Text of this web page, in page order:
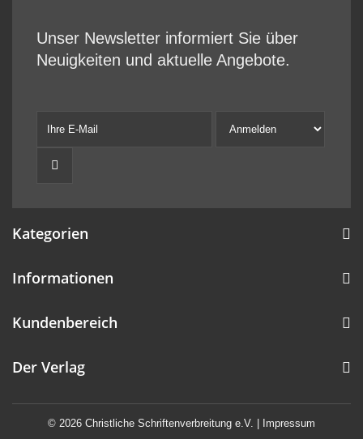
Unser Newsletter informiert Sie über
Neuigkeiten und aktuelle Angebote.
Kategorien
Informationen
© 2026 Christliche Schriftenverbreitung e.V. | Impressum
Kundenbereich
Der Verlag